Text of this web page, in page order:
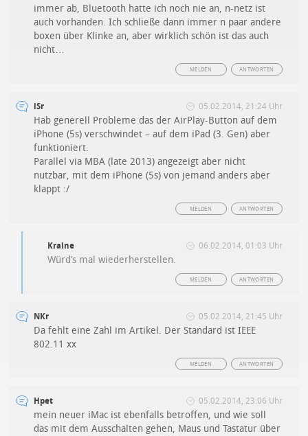
immer ab, Bluetooth hatte ich noch nie an, n-netz ist
auch vorhanden. Ich schließe dann immer n paar andere
boxen über Klinke an, aber wirklich schön ist das auch
nicht…
ANTWORTEN
MELDEN
iSr 05.02.2014, 21:24 Uhr
Hab generell Probleme das der AirPlay-Button auf dem
iPhone (5s) verschwindet – auf dem iPad (3. Gen) aber
funktioniert.
Parallel via MBA (late 2013) angezeigt aber nicht
nutzbar, mit dem iPhone (5s) von jemand anders aber
klappt :/
ANTWORTEN
MELDEN
Kraine 06.02.2014, 01:03 Uhr
Würd’s mal wiederherstellen.
ANTWORTEN
MELDEN
NKr 05.02.2014, 21:45 Uhr
Da fehlt eine Zahl im Artikel. Der Standard ist IEEE
802.11 xx
ANTWORTEN
MELDEN
Hpet 05.02.2014, 23:06 Uhr
mein neuer iMac ist ebenfalls betroffen, und wie soll
das mit dem Ausschalten gehen, Maus und Tastatur über